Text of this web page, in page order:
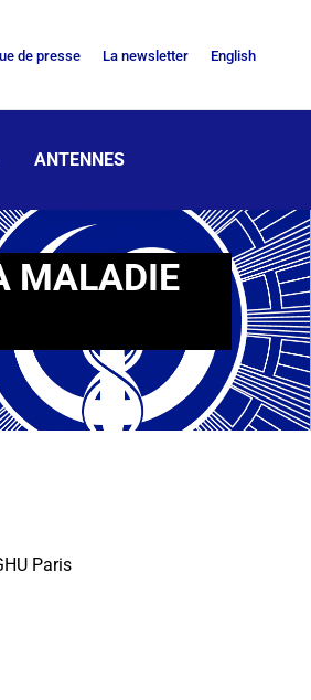
de presse La newsletter English
ANTENNES
MALADIE
Paris